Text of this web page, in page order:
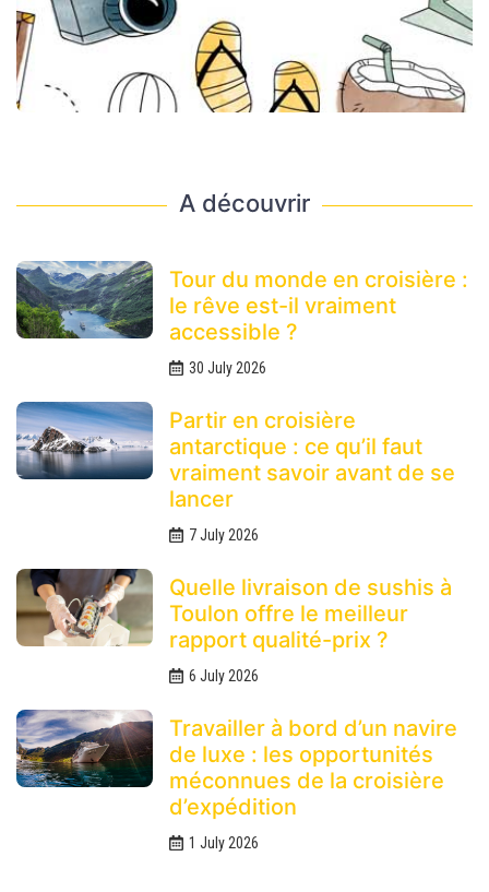
A découvrir
Tour du monde en croisière :
le rêve est-il vraiment
accessible ?
30 July 2026
Partir en croisière
antarctique : ce qu’il faut
vraiment savoir avant de se
lancer
7 July 2026
Quelle livraison de sushis à
Toulon offre le meilleur
rapport qualité-prix ?
6 July 2026
Travailler à bord d’un navire
de luxe : les opportunités
méconnues de la croisière
d’expédition
1 July 2026